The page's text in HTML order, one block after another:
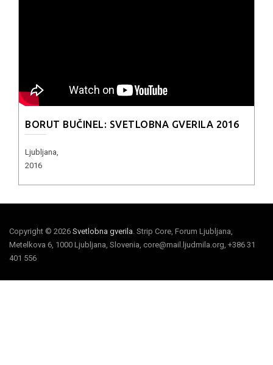
BORUT BUČINEL: SVETLOBNA GVERILA 2016
Ljubljana,
2016
Copyright © 2026 Svetlobna gverila. Strip Core, Forum Ljubljana,
Metelkova 6, 1000 Ljubljana, Slovenia, core@mail.ljudmila.org, +386 31
401 556